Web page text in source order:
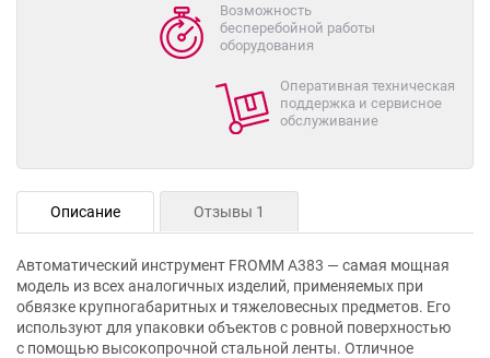
Возможность
бесперебойной работы
оборудования
Оперативная техническая
поддержка и сервисное
обслуживание
Описание Отзывы 1
Автоматический инструмент FROMM A383 — самая мощная
модель из всех аналогичных изделий, применяемых при
обвязке крупногабаритных и тяжеловесных предметов. Его
используют для упаковки объектов с ровной поверхностью
с помощью высокопрочной стальной ленты. Отличное